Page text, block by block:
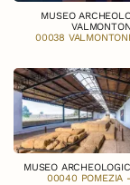
MUSEO
00038
MUSEO
00040 POMEZIA